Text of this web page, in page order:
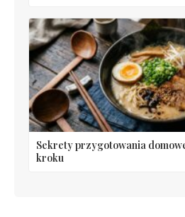
Sekrety przygotowania
kroku